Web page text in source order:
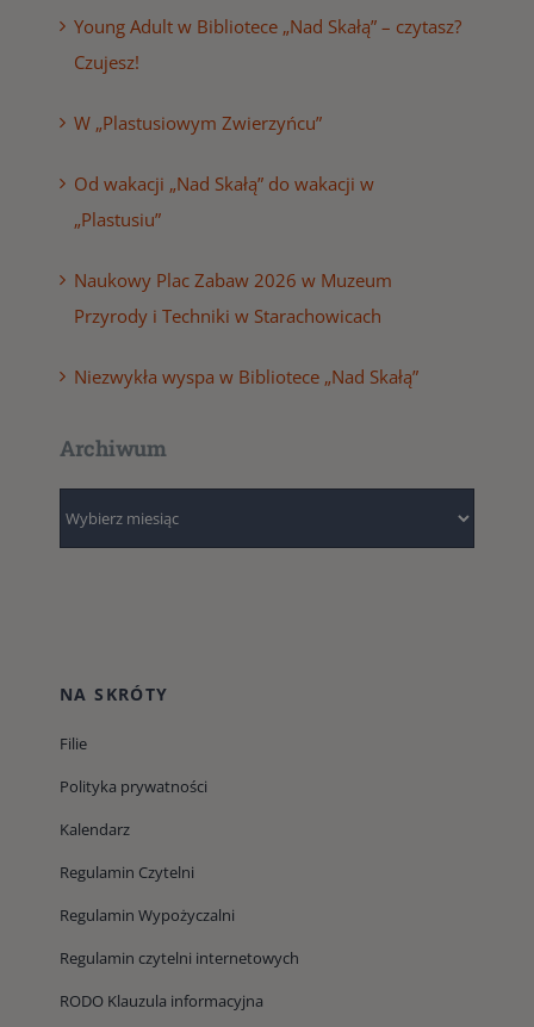
Young Adult w Bibliotece „Nad Skałą” – czytasz?
Czujesz!
W „Plastusiowym Zwierzyńcu”
Od wakacji „Nad Skałą” do wakacji w
„Plastusiu”
Naukowy Plac Zabaw 2026 w Muzeum
Przyrody i Techniki w Starachowicach
Niezwykła wyspa w Bibliotece „Nad Skałą”
Archiwum
NA SKRÓTY
Filie
Polityka prywatności
Kalendarz
Regulamin Czytelni
Regulamin Wypożyczalni
Regulamin czytelni internetowych
RODO Klauzula informacyjna